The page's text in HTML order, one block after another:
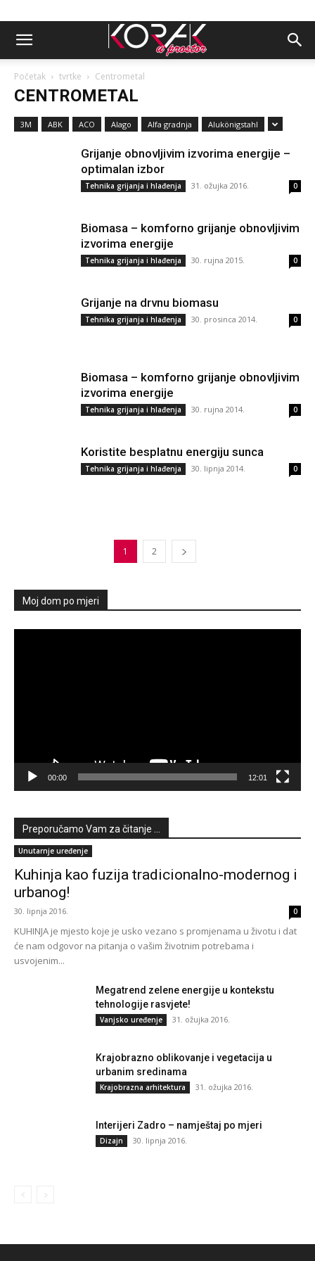
Početak tvrtke Centrometal
CENTROMETAL
3M ABK ACO Alago Alfa gradnja Alukönigstahl
Grijanje obnovljivim izvorima energije –
optimalan izbor
Tehnika grijanja i hlađenja 31. ožujka 2016. 0
Biomasa – komforno grijanje obnovljivim
izvorima energije
Tehnika grijanja i hlađenja 30. rujna 2015. 0
Grijanje na drvnu biomasu
Tehnika grijanja i hlađenja 30. prosinca 2014. 0
Biomasa – komforno grijanje obnovljivim
izvorima energije
Tehnika grijanja i hlađenja 30. rujna 2014. 0
Koristite besplatnu energiju sunca
Tehnika grijanja i hlađenja 30. lipnja 2014. 0
1 2
Moj dom po mjeri
00:00 12:01
Preporučamo Vam za čitanje ...
Unutarnje uređenje
Kuhinja kao fuzija tradicionalno-modernog i
urbanog!
30. lipnja 2016. 0
KUHINJA je mjesto koje je usko vezano s promjenama u životu i dat
će nam odgovor na pitanja o vašim životnim potrebama i
usvojenim...
Megatrend zelene energije u kontekstu
tehnologije rasvjete!
Vanjsko uređenje 31. ožujka 2016.
Krajobrazno oblikovanje i vegetacija u
urbanim sredinama
Krajobrazna arhitektura 31. ožujka 2016.
Interijeri Zadro – namještaj po mjeri
Dizajn 30. lipnja 2016.